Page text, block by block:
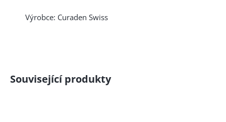
Výrobce: Curaden Swiss
Související produkty